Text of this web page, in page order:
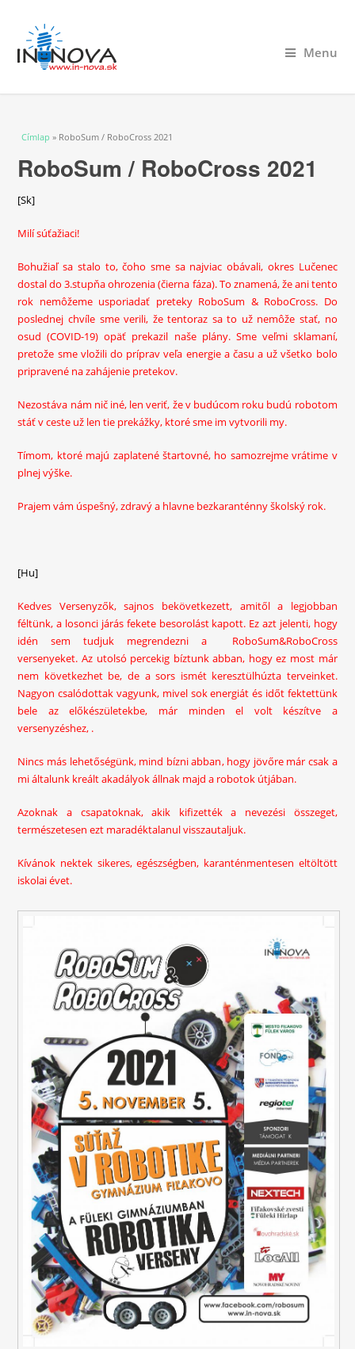
Menu
Jelenlegi hely
Címlap » RoboSum / RoboCross 2021
RoboSum / RoboCross 2021
[Sk]
Milí súťažiaci!
Bohužiaľ sa stalo to, čoho sme sa najviac obávali, okres Lučenec
dostal do 3.stupňa ohrozenia (čierna fáza). To znamená, že ani tento
rok nemôžeme usporiadať preteky RoboSum & RoboCross. Do
poslednej chvíle sme verili, že tentoraz sa to už nemôže stať, no
osud (COVID-19) opäť prekazil naše plány. Sme veľmi sklamaní,
pretože sme vložili do príprav veľa energie a času a už všetko bolo
pripravené na zahájenie pretekov.
Nezostáva nám nič iné, len veriť, že v budúcom roku budú robotom
stáť v ceste už len tie prekážky, ktoré sme im vytvorili my.
Tímom, ktoré majú zaplatené štartovné, ho samozrejme vrátime v
plnej výške.
Prajem vám úspešný, zdravý a hlavne bezkaranténny školský rok.
[Hu]
Kedves Versenyzők, sajnos bekövetkezett, amitől a legjobban
féltünk, a losonci járás fekete besorolást kapott. Ez azt jelenti, hogy
idén sem tudjuk megrendezni a RoboSum&RoboCross
versenyeket. Az utolsó percekig bíztunk abban, hogy ez most már
nem következhet be, de a sors ismét keresztülhúzta terveinket.
Nagyon csalódottak vagyunk, mivel sok energiát és időt fektettünk
bele az előkészületekbe, már minden el volt készítve a
versenyzéshez, .
Nincs más lehetőségünk, mind bízni abban, hogy jövőre már csak a
mi általunk kreált akadályok állnak majd a robotok útjában.
Azoknak a csapatoknak, akik kifizették a nevezési összeget,
természetesen ezt maradéktalanul visszautaljuk.
Kívánok nektek sikeres, egészségben, karanténmentesen eltöltött
iskolai évet.